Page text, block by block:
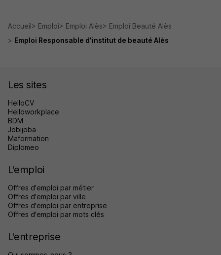
Accueil Emploi Emploi Alès
Emploi Beauté Alès
Emploi Responsable d'institut de beauté Alès
Les sites
HelloCV
Helloworkplace
BDM
Jobijoba
Maformation
Diplomeo
L'emploi
Offres d'emploi par métier
Offres d'emploi par ville
Offres d'emploi par entreprise
Offres d'emploi par mots clés
L'entreprise